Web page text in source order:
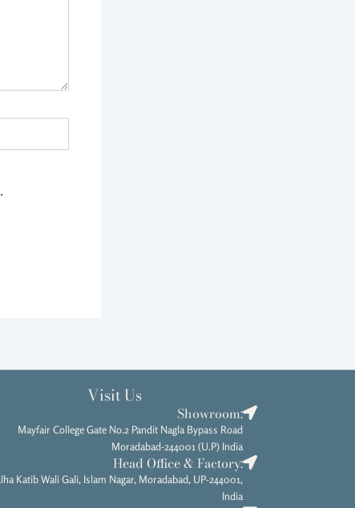
Visit Us
Showroom:
Mayfair College Gate No.2 Pandit Nagla Bypass Road
Moradabad-244001 (U.P) India
Head Office & Factory:
Katib Wali Gali, Islam Nagar, Moradabad, UP-244001,
India